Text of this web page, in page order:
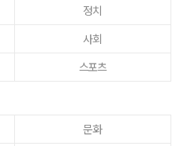
정치
사회
스포츠
문화